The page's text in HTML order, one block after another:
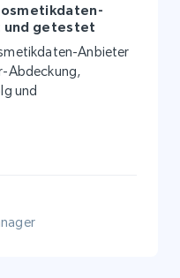
und getestet
Anbieter
Abdeckung,
und